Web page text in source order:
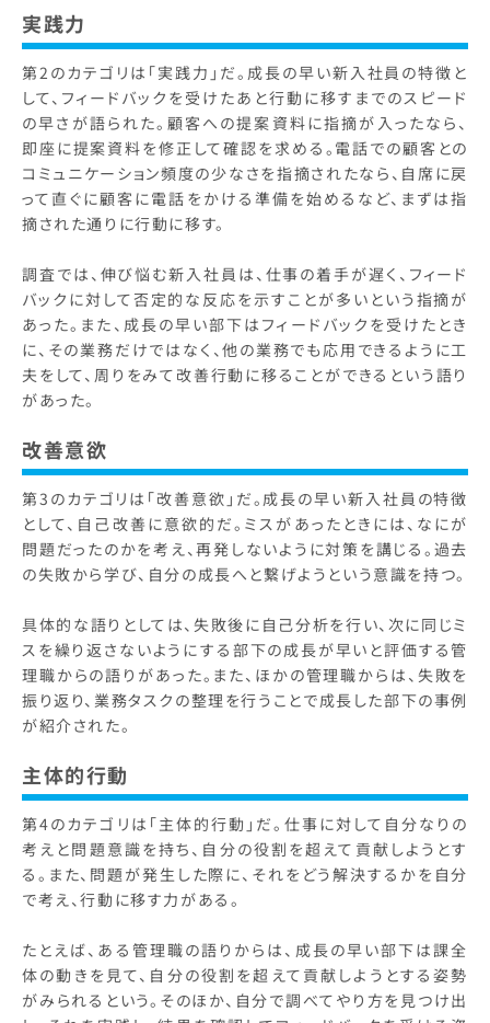
実践力
第2のカテゴリは「実践力」だ。成長の早い新入社員の特徴と
して、フィードバックを受けたあと行動に移すまでのスピード
の早さが語られた。顧客への提案資料に指摘が入ったなら、
即座に提案資料を修正して確認を求める。電話での顧客との
コミュニケーション頻度の少なさを指摘されたなら、自席に戻
って直ぐに顧客に電話をかける準備を始めるなど、まずは指
摘された通りに行動に移す。
調査では、伸び悩む新入社員は、仕事の着手が遅く、フィード
バックに対して否定的な反応を示すことが多いという指摘が
あった。また、成長の早い部下はフィードバックを受けたとき
に、その業務だけではなく、他の業務でも応用できるように工
夫をして、周りをみて改善行動に移ることができるという語り
があった。
改善意欲
第3のカテゴリは「改善意欲」だ。成長の早い新入社員の特徴
として、自己改善に意欲的だ。ミスがあったときには、なにが
問題だったのかを考え、再発しないように対策を講じる。過去
の失敗から学び、自分の成長へと繋げようという意識を持つ。
具体的な語りとしては、失敗後に自己分析を行い、次に同じミ
スを繰り返さないようにする部下の成長が早いと評価する管
理職からの語りがあった。また、ほかの管理職からは、失敗を
振り返り、業務タスクの整理を行うことで成長した部下の事例
が紹介された。
主体的行動
第4のカテゴリは「主体的行動」だ。仕事に対して自分なりの
考えと問題意識を持ち、自分の役割を超えて貢献しようとす
る。また、問題が発生した際に、それをどう解決するかを自分
で考え、行動に移す力がある。
たとえば、ある管理職の語りからは、成長の早い部下は課全
体の動きを見て、自分の役割を超えて貢献しようとする姿勢
がみられるという。そのほか、自分で調べてやり方を見つけ出